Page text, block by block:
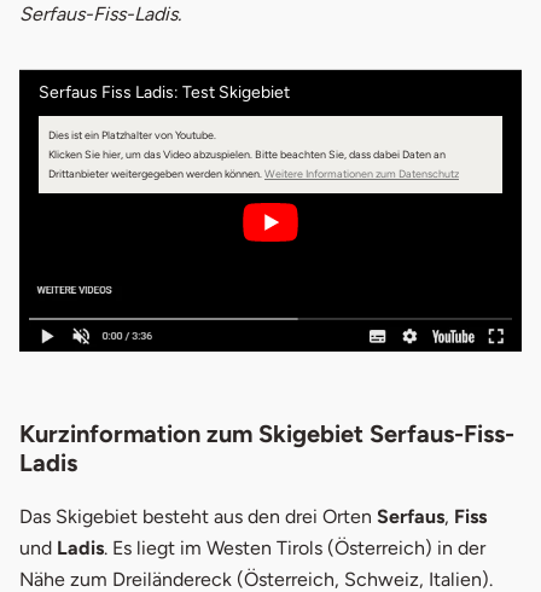
Serfaus-Fiss-Ladis.
Serfaus Fiss Ladis: Test Skigebiet
Dies ist ein Platzhalter von Youtube.
Klicken Sie hier, um das Video abzuspielen.Bitte beachten Sie, dass dabei Daten an
Drittanbieter weitergegeben werden können.Weitere Informationen zum Datenschutz
Kurzinformation zum Skigebiet Serfaus-Fiss-
Ladis
Das Skigebiet besteht aus den drei Orten Serfaus, Fiss
und Ladis. Es liegt im Westen Tirols (Österreich) in der
Nähe zum Dreiländereck (Österreich, Schweiz, Italien).